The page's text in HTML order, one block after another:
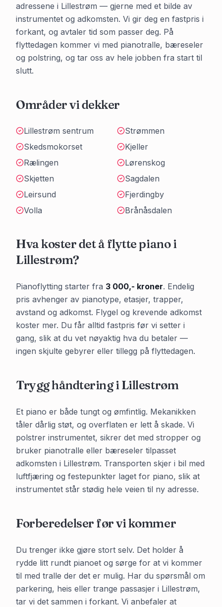
adressene i Lillestrøm — gjerne med et bilde av
instrumentet og adkomsten. Vi gir deg en fastpris i
forkant, og avtaler tid som passer deg. På
flyttedagen kommer vi med pianotralle, bæreseler
og polstring, og tar oss av hele jobben fra start til
slutt.
Områder vi dekker
Lillestrøm sentrum
Strømmen
Skedsmokorset
Kjeller
Rælingen
Lørenskog
Skjetten
Sagdalen
Leirsund
Fjerdingby
Volla
Brånåsdalen
Hva koster det å flytte piano i
Lillestrøm?
Pianoflytting starter fra 3 000,- kroner. Endelig
pris avhenger av pianotype, etasjer, trapper,
avstand og adkomst. Flygel og krevende adkomst
koster mer. Du får alltid fastpris før vi setter i
gang, slik at du vet nøyaktig hva du betaler —
ingen skjulte gebyrer eller tillegg på flyttedagen.
Trygg håndtering iLillestrøm
Et piano er både tungt og ømfintlig. Mekanikken
tåler dårlig støt, og overflaten er lett å skade. Vi
polstrer instrumentet, sikrer det med stropper og
bruker pianotralle eller bæreseler tilpasset
adkomsten i Lillestrøm. Transporten skjer i bil med
luftfjæring og festepunkter laget for piano, slik at
instrumentet står stødig hele veien til ny adresse.
Forberedelser før vi kommer
Du trenger ikke gjøre stort selv. Det holder å
rydde litt rundt pianoet og sørge for at vi kommer
til med tralle der det er mulig. Har du spørsmål om
parkering, heis eller trange passasjer i Lillestrøm,
tar vi det sammen i forkant. Vi anbefaler at